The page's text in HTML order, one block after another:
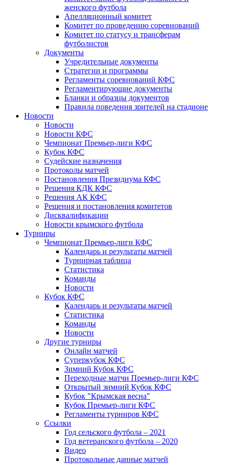
женского футбола
Апелляционный комитет
Комитет по проведению соревнований
Комитет по статусу и трансферам
футболистов
Документы
Учредительные документы
Стратегии и программы
Регламенты соревнований КФС
Регламентирующие документы
Бланки и образцы документов
Правила поведения зрителей на стадионе
Новости
Новости
Новости КФС
Чемпионат Премьер-лиги КФС
Кубок КФС
Судейские назначения
Протоколы матчей
Постановления Президиума КФС
Решения КДК КФС
Решения АК КФС
Решения и постановления комитетов
Дисквалификации
Новости крымского футбола
Турниры
Чемпионат Премьер-лиги КФС
Календарь и результаты матчей
Турнирная таблица
Статистика
Команды
Новости
Кубок КФС
Календарь и результаты матчей
Статистика
Команды
Новости
Другие турниры
Онлайн матчей
Суперкубок КФС
Зимний Кубок КФС
Переходные матчи Премьер-лиги КФС
Открытый зимний Кубок КФС
Кубок "Крымская весна"
Кубок Премьер-лиги КФС
Регламенты турниров КФС
Ссылки
Год сельского футбола – 2021
Год ветеранского футбола – 2020
Видео
Протокольные данные матчей